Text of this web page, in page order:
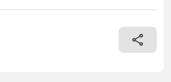
elevatore diesel Linde H50 in